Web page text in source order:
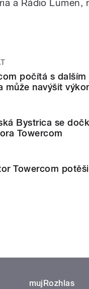
a Rádio Lumen,
počítá s
může navýšit
Bystrica se
Towercom
Towercom
mujRozhlas